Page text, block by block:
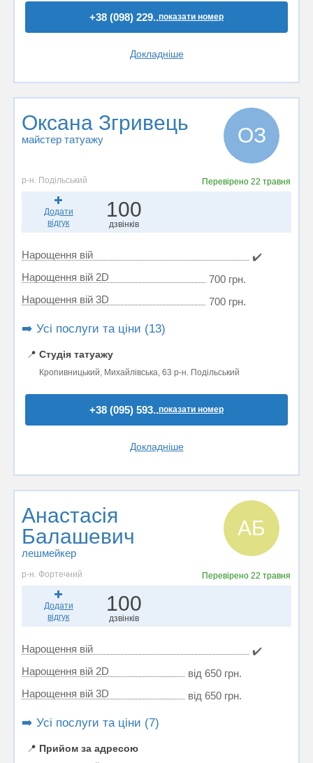
+38 (098) 229..показати номер
Докладніше
Оксана Згривець
майстер татуажу ОЗ
р-н. Подільський Перевірено22 травня
Додати
відгук
100
дзвінків
Нарощення вій
✔️
Нарощення вій 2D
700 грн.
Нарощення вій 3D
700 грн.
➡️ Усі послуги та ціни (13)
📍 Студія татуажу
Кропивницький, Михайлівська, 63 р-н. Подільський
+38 (095) 593..показати номер
Докладніше
Анастасія
Балашевич
лешмейкер
АБ
р-н. Фортечний Перевірено22 травня
Додати
відгук
100
дзвінків
Нарощення вій
✔️
Нарощення вій 2D
від 650 грн.
Нарощення вій 3D
від 650 грн.
➡️ Усі послуги та ціни (7)
📍 Прийом за адресою